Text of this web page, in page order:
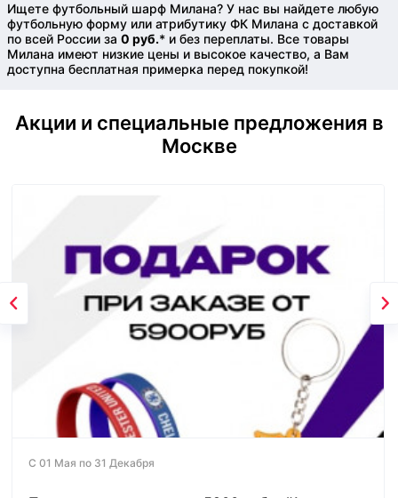
Ищете футбольный шарф Милана? У нас вы найдете любую
футбольную форму или атрибутику ФК Милана с доставкой
по всей России за 0 руб.* и без переплаты. Все товары
Милана имеют низкие цены и высокое качество, а Вам
доступна бесплатная примерка перед покупкой!
Акции и специальные предложения в
Москве
С 01 Мая по 31 Декабря